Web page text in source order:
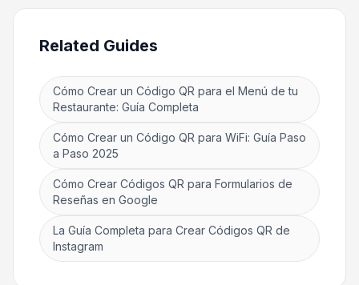
Related Guides
Cómo Crear un Código QR para el Menú de tu
Restaurante: Guía Completa
Cómo Crear un Código QR para WiFi: Guía Paso
a Paso 2025
Cómo Crear Códigos QR para Formularios de
Reseñas en Google
La Guía Completa para Crear Códigos QR de
Instagram